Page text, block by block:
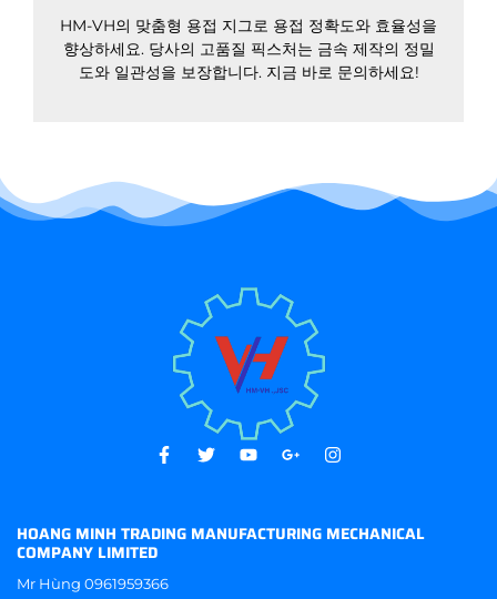
HM-VH의 맞춤형 용접 지그로 용접 정확도와 효율성을
향상하세요. 당사의 고품질 픽스처는 금속 제작의 정밀
도와 일관성을 보장합니다. 지금 바로 문의하세요!
HOANG MINH TRADING MANUFACTURING MECHANICAL
COMPANY LIMITED
Mr Hùng 0961959366